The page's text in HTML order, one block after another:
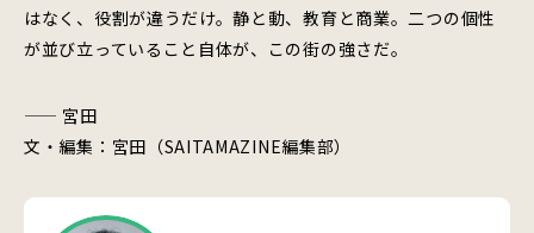
はなく、役割が違うだけ。静と動、教育と商業。二つの個性
が並び立っていること自体が、この街の強さだ。
—— 宮田
文・編集：宮田（SAITAMAZINE編集部）